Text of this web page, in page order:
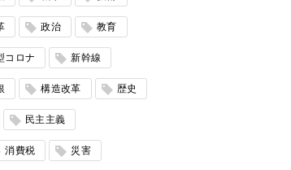
政治 教育
コロナ 新幹線
構造改革 歴史
民主主義
消費税 災害